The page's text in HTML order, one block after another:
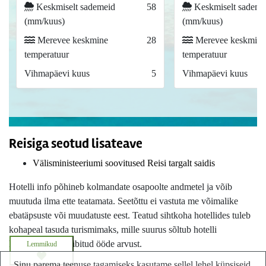
Keskmiselt sademeid
(mm/kuus)
58
Merevee keskmine
temperatuur
28
Vihmapäevi kuus 5
Keskmiselt
(mm/kuus)
Merevee keskmine
temperatuur
Vihmapäevi kuus
Reisiga seotud lisateave
Välisministeeriumi soovitused Reisi targalt saidis
Hotelli info põhineb kolmandate osapoolte andmetel ja võib
muutuda ilma ette teatamata. Seetõttu ei vastuta me võimalike
ebatäpsuste või muudatuste eest. Teatud sihtkoha hotellides tuleb
kohapeal tasuda turismimaks, mille suurus sõltub hotelli
kategooriast ja viibitud ööde arvust.
Lemmikud